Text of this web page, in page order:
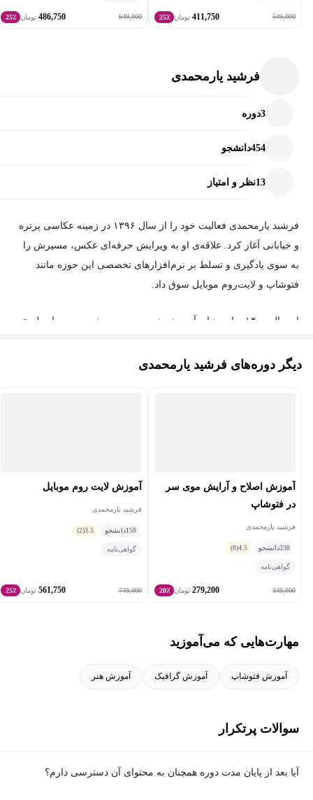
549,000
411,750 تومان 25٪ 649,000
486,750 تومان 25٪
فرشید یارمحمدی
3دوره
454دانشجو
13نظر و امتیاز
فرشید یارمحمدی فعالیت خود را از سال ۱۳۹۶ در زمینه عکاسی پرتره
و خیابانی آغاز کرد. علاقه‌ی او به ویرایش حرفه‌ای عکس، مسیرش را
به سوی یادگیری و تسلط بر نرم‌افزارهای تخصصی این حوزه مانند
فتوشاپ و لایت‌روم موبایل سوق داد.
از سال ۱۴۰۰، وارد دنیای آموزش شد و به‌صورت خصوصی و از طریق
اشتراک گذاشت. تمرکز اصلی او بر تدریس اصول ادیت عکس، به‌ویژه
دیگر دوره‌های فرشید یارمحمدی
آموزش اصلاح و آرایش موی سر
در فتوشاپ
فرشید یارمحمدی
238دانشجو 4.5
(8)
گواهی‌نامه
349,000
279,200 تومان 20٪
آموزش لایت روم موبایل
فرشید یارمحمدی
158دانشجو 3.5
(2)
گواهی‌نامه
749,000
561,750 تومان 25٪
مهارت‌هایی که می‌آموزید
آموزش فتوشاپ آموزش گرافیک آموزش هنر
سوالات پرتکرار
آیا بعد از پایان مدت دوره همچنان به محتوای آن دسترسی دارم؟